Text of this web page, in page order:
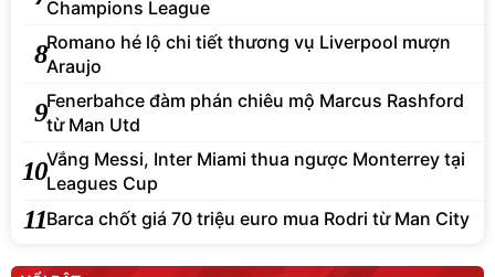
Champions League
8Romano hé lộ chi tiết thương vụ Liverpool mượn
Araujo
9Fenerbahce đàm phán chiêu mộ Marcus Rashford
từ Man Utd
10Vắng Messi, Inter Miami thua ngược Monterrey tại
Leagues Cup
11Barca chốt giá 70 triệu euro mua Rodri từ Man City